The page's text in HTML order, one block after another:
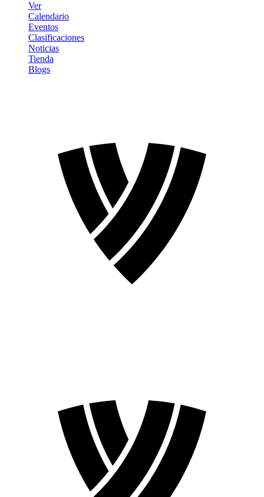
Ver
Calendario
Eventos
Clasificaciones
Noticias
Tienda
Blogs